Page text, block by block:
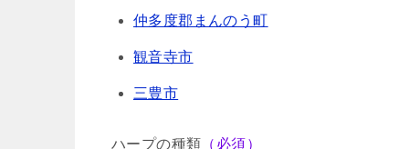
仲多度郡まんのう町
観音寺市
三豊市
ハープの種類 （必須）